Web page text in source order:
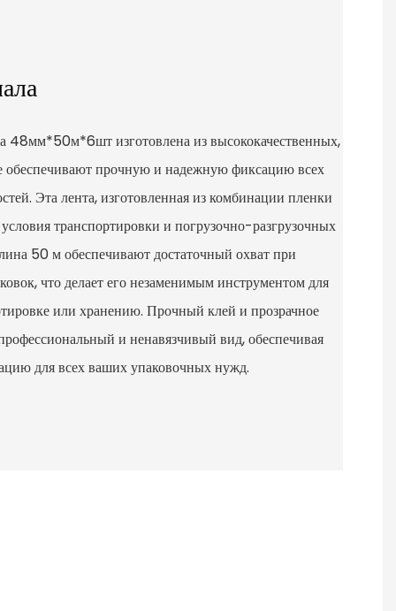
48мм*50м*6шт изготовлена ​​из высококачественных,
обеспечивают прочную и надежную фиксацию всех
Эта лента, изготовленная из комбинации пленки
транспортировки и погрузочно-разгрузочных
50 м обеспечивают достаточный охват при
что делает его незаменимым инструментом для
или хранению. Прочный клей и прозрачное
и ненавязчивый вид, обеспечивая
для всех ваших упаковочных нужд.